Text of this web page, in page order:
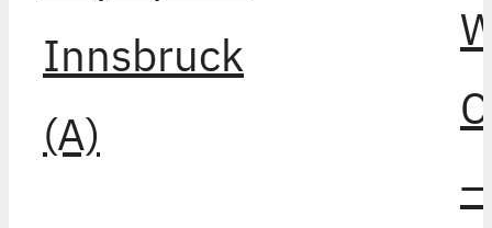
Innsbruck
(A)
–